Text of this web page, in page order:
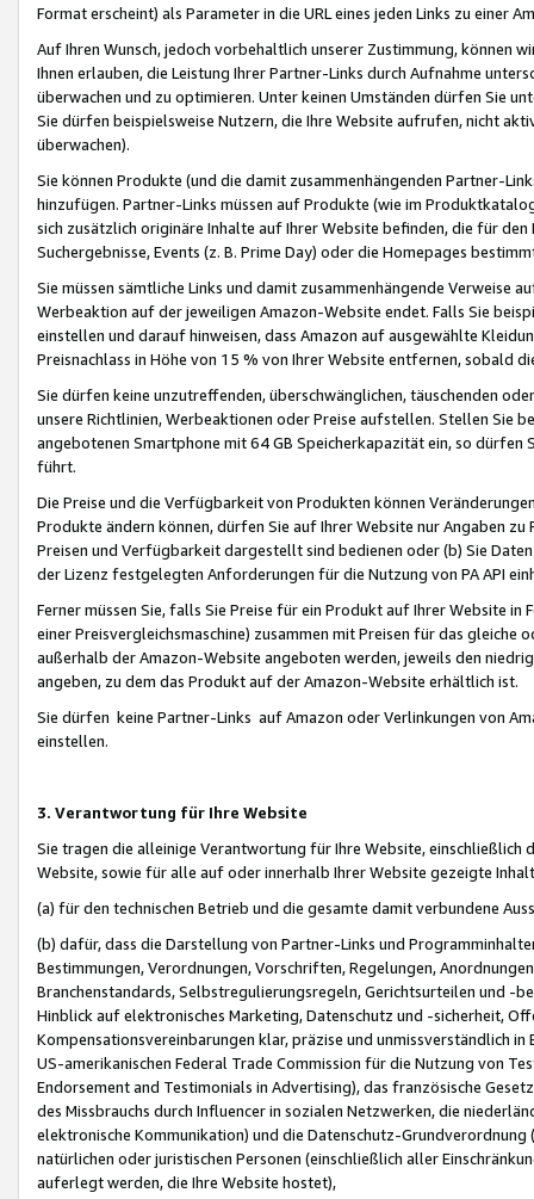
Format erscheint) als Parameter in die URL eines jeden Links zu einer
Auf Ihren Wunsch, jedoch vorbehaltlich unserer Zustimmung, können
Ihnen erlauben, die Leistung Ihrer Partner-Links durch Aufnahme
überwachen und zu optimieren. Unter keinen Umständen dürfen Sie
Sie dürfen beispielsweise Nutzern, die Ihre Website aufrufen, nicht
überwachen).
Sie können Produkte (und die damit zusammenhängenden Partner-
hinzufügen. Partner-Links müssen auf Produkte (wie im
sich zusätzlich originäre Inhalte auf Ihrer Website befinden, die für
Suchergebnisse, Events (z. B. Prime Day) oder die Homepages
Sie müssen sämtliche Links und damit zusammenhängende
Werbeaktion auf der jeweiligen Amazon-Website endet. Falls Sie
einstellen und darauf hinweisen, dass Amazon auf ausgewählte
Preisnachlass in Höhe von 15 % von Ihrer Website entfernen, sobald
Sie dürfen keine unzutreffenden, überschwänglichen, täuschenden
unsere Richtlinien, Werbeaktionen oder Preise aufstellen. Stellen Sie
angebotenen Smartphone mit 64 GB Speicherkapazität ein, so dürfen
führt.
Die Preise und die Verfügbarkeit von Produkten können
Produkte ändern können, dürfen Sie auf Ihrer Website nur Angaben
Preisen und Verfügbarkeit dargestellt sind bedienen oder (b) Sie
der Lizenz festgelegten Anforderungen für die Nutzung von PA API
Ferner müssen Sie, falls Sie Preise für ein Produkt auf Ihrer Website
einer Preisvergleichsmaschine) zusammen mit Preisen für das
außerhalb der Amazon-Website angeboten werden, jeweils den
angeben, zu dem das Produkt auf der Amazon-Website erhältlich ist.
Sie dürfen keine Partner-Links auf Amazon oder Verlinkungen von
einstellen.
3. Verantwortung für Ihre Website
Sie tragen die alleinige Verantwortung für Ihre Website,
Website, sowie für alle auf oder innerhalb Ihrer Website gezeigte
(a) für den technischen Betrieb und die gesamte damit verbundene
(b) dafür, dass die Darstellung von Partner-Links und
Bestimmungen, Verordnungen, Vorschriften, Regelungen,
Branchenstandards, Selbstregulierungsregeln, Gerichtsurteilen und -
Hinblick auf elektronisches Marketing, Datenschutz und -sicherheit,
Kompensationsvereinbarungen klar, präzise und unmissverständlich
US-amerikanischen Federal Trade Commission für die Nutzung von
Endorsement and Testimonials in Advertising), das französische
des Missbrauchs durch Influencer in sozialen Netzwerken, die
elektronische Kommunikation) und die Datenschutz-
natürlichen oder juristischen Personen (einschließlich aller
auferlegt werden, die Ihre Website hostet),